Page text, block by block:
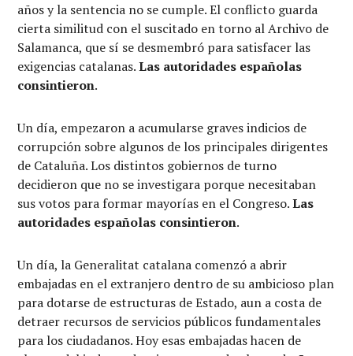
años y la sentencia no se cumple. El conflicto guarda
cierta similitud con el suscitado en torno al Archivo de
Salamanca, que sí se desmembró para satisfacer las
exigencias catalanas.Las autoridades españolas
consintieron.
Un día, empezaron a acumularse graves indicios de
corrupción sobre algunos de los principales dirigentes
de Cataluña. Los distintos gobiernos de turno
decidieron que no se investigara porque necesitaban
sus votos para formar mayorías en el Congreso.Las
autoridades españolas consintieron.
Un día, la Generalitat catalana comenzó a abrir
embajadas en el extranjero dentro de su ambicioso plan
para dotarse de estructuras de Estado, aun a costa de
detraer recursos de servicios públicos fundamentales
para los ciudadanos. Hoy esas embajadas hacen de